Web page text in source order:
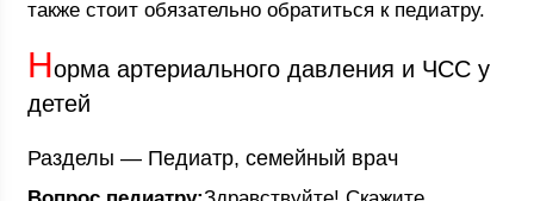
также стоит обязательно обратиться к педиатру.
Норма артериального давления и ЧСС у
детей
Разделы — Педиатр, семейный врач